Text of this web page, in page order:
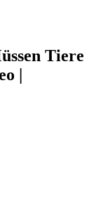
Tiere
|